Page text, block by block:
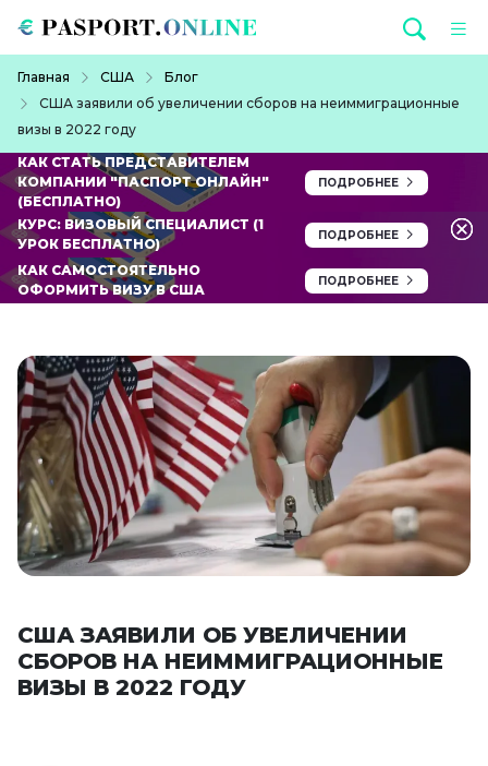
Главная США
Блог
США заявили об увеличении сборов на неиммиграционные
визы в 2022 году
КАК СТАТЬ ПРЕДСТАВИТЕЛЕМ
КОМПАНИИ "ПАСПОРТ ОНЛАЙН"
(БЕСПЛАТНО)
ПОДРОБНЕЕ
КУРС: ВИЗОВЫЙ СПЕЦИАЛИСТ (1
УРОК БЕСПЛАТНО)
ПОДРОБНЕЕ
КАК САМОСТОЯТЕЛЬНО
ОФОРМИТЬ ВИЗУ В США
ПОДРОБНЕЕ
США ЗАЯВИЛИ ОБ УВЕЛИЧЕНИИ
СБОРОВ НА НЕИММИГРАЦИОННЫЕ
ВИЗЫ В 2022 ГОДУ